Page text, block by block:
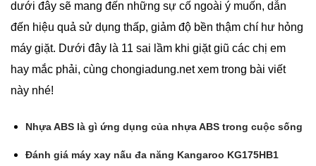
dưới đây sẽ mang đến những sự cố ngoài ý muốn, dẫn
đến hiệu quả sử dụng thấp, giảm độ bền thậm chí hư hỏng
máy giặt. Dưới đây là 11 sai lầm khi giặt giũ các chị em
hay mắc phải, cùng chongiadung.net xem trong bài viết
này nhé!
Nhựa ABS là gì ứng dụng của nhựa ABS trong cuộc sống
Đánh giá máy xay nấu đa năng Kangaroo KG175HB1